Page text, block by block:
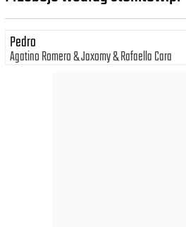
Pedro
Agatino Romero Jaxomy Rafaella Cara